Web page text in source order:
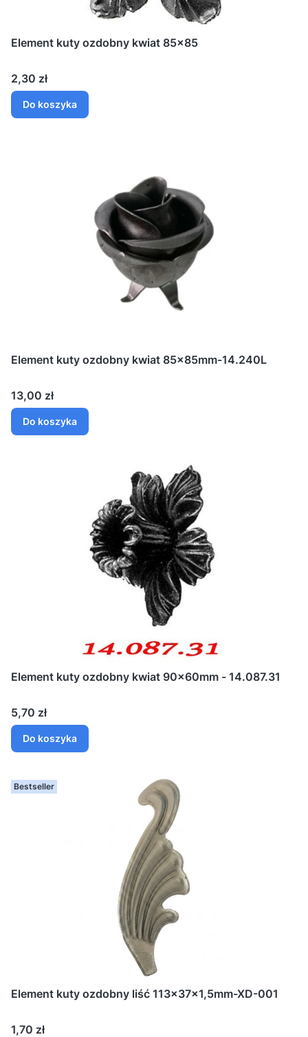
Element kuty ozdobny kwiat 85x85
Cena
2,30 zł
Do koszyka
Element kuty ozdobny kwiat 85x85mm-14.240L
Cena
13,00 zł
Do koszyka
Element kuty ozdobny kwiat 90x60mm - 14.087.31
Cena
5,70 zł
Do koszyka
Bestseller
Element kuty ozdobny liść 113x37x1,5mm-XD-001
Cena
1,70 zł